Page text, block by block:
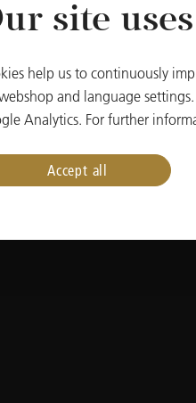
site
help us to continuously
and language
Analytics. For further
Accept all